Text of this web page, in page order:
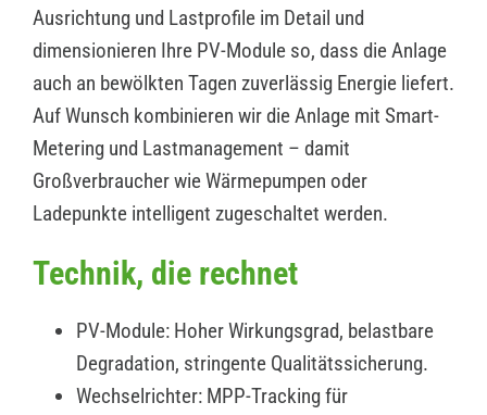
Ausrichtung und Lastprofile im Detail und
dimensionieren Ihre PV-Module so, dass die Anlage
auch an bewölkten Tagen zuverlässig Energie liefert.
Auf Wunsch kombinieren wir die Anlage mit Smart-
Metering und Lastmanagement – damit
Großverbraucher wie Wärmepumpen oder
Ladepunkte intelligent zugeschaltet werden.
Technik, die rechnet
PV-Module: Hoher Wirkungsgrad, belastbare
Degradation, stringente Qualitätssicherung.
Wechselrichter: MPP-Tracking für